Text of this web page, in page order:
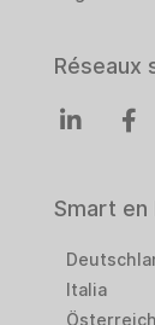
Réseaux
Smart en
Italia
Österreich